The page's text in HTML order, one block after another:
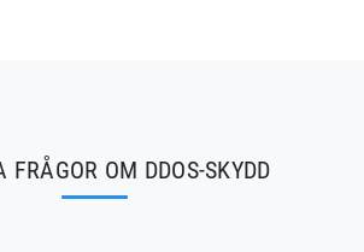
FRÅGOR OM DDOS-SKYDD